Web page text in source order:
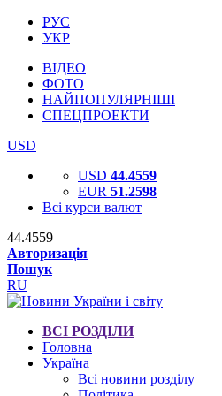
РУС
УКР
ВІДЕО
ФОТО
НАЙПОПУЛЯРНІШІ
СПЕЦПРОЕКТИ
USD
USD 44.4559
EUR 51.2598
Всі курси валют
44.4559
Авторизація
Пошук
RU
ВСІ РОЗДІЛИ
Головна
Україна
Всі новини розділу